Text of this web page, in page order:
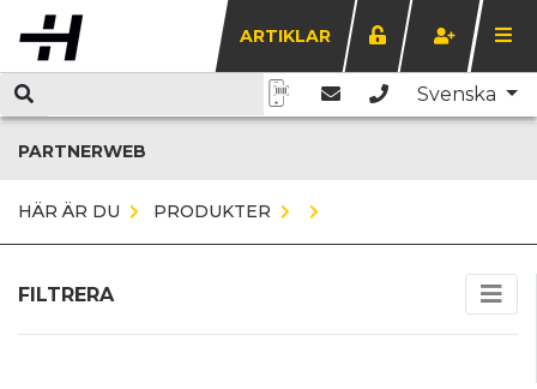
ARTIKLAR
Svenska
PARTNERWEB
HÄR ÄR DU PRODUKTER
FILTRERA